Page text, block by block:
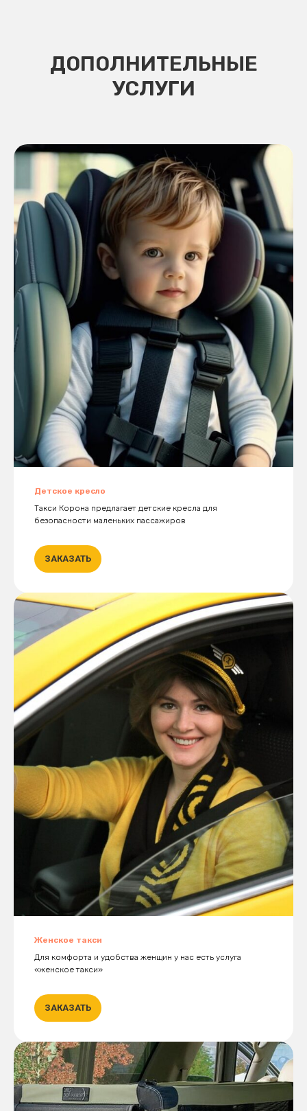
ДОПОЛНИТЕЛЬНЫЕ
УСЛУГИ
Детское кресло
Такси Корона предлагает детские кресла для
безопасности маленьких пассажиров
ЗАКАЗАТЬ
Женское такси
Для комфорта и удобства женщин у нас есть услуга
«женское такси»
ЗАКАЗАТЬ